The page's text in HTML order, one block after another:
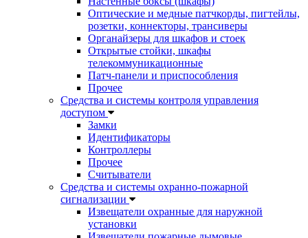
Оптические и медные патчкорды, пигтейлы,
розетки, коннекторы, трансиверы
Органайзеры для шкафов и стоек
Открытые стойки, шкафы
телекоммуникационные
Патч-панели и приспособления
Прочее
Средства и системы контроля управления
доступом
Замки
Идентификаторы
Контроллеры
Прочее
Считыватели
Средства и системы охранно-пожарной
сигнализации
Извещатели охранные для наружной
установки